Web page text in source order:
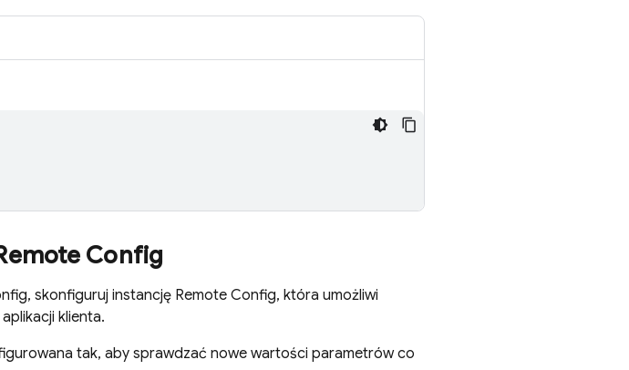
Config
, skonfiguruj instancję Remote Config, która umożliwi
klienta.
tak, aby sprawdzać nowe wartości parametrów co